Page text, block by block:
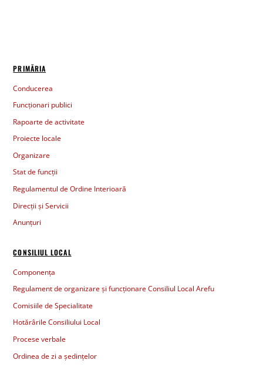
PRIMĂRIA
Conducerea
Funcționari publici
Rapoarte de activitate
Proiecte locale
Organizare
Stat de funcții
Regulamentul de Ordine Interioară
Direcții și Servicii
Anunțuri
CONSILIUL LOCAL
Componența
Regulament de organizare și funcționare Consiliul Local Arefu
Comisiile de Specialitate
Hotărârile Consiliului Local
Procese verbale
Ordinea de zi a ședințelor